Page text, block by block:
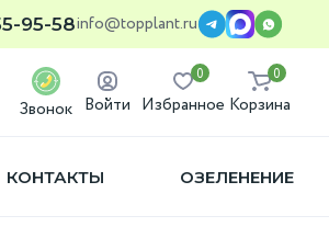
95-58info@topplant.ru
Звонок Войти
0
Избранное
0
Корзина
КОНТАКТЫ ОЗЕЛЕНЕНИЕ